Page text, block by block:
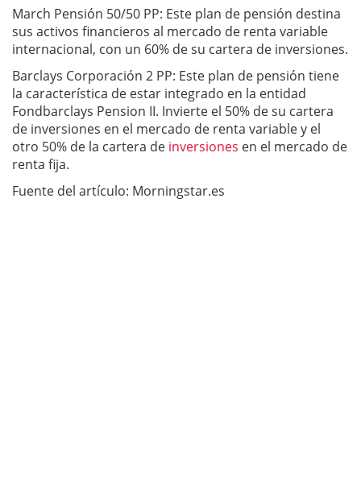
March Pensión 50/50 PP: Este plan de pensión destina
sus activos financieros al mercado de renta variable
internacional, con un 60% de su cartera de inversiones.
Barclays Corporación 2 PP: Este plan de pensión tiene
la característica de estar integrado en la entidad
Fondbarclays Pension II. Invierte el 50% de su cartera
de inversiones en el mercado de renta variable y el
otro 50% de la cartera de inversiones en el mercado de
renta fija.
Fuente del artículo: Morningstar.es